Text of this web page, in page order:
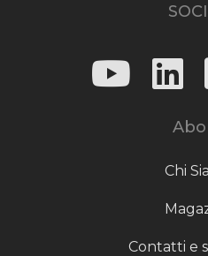
Chi
Contatti e